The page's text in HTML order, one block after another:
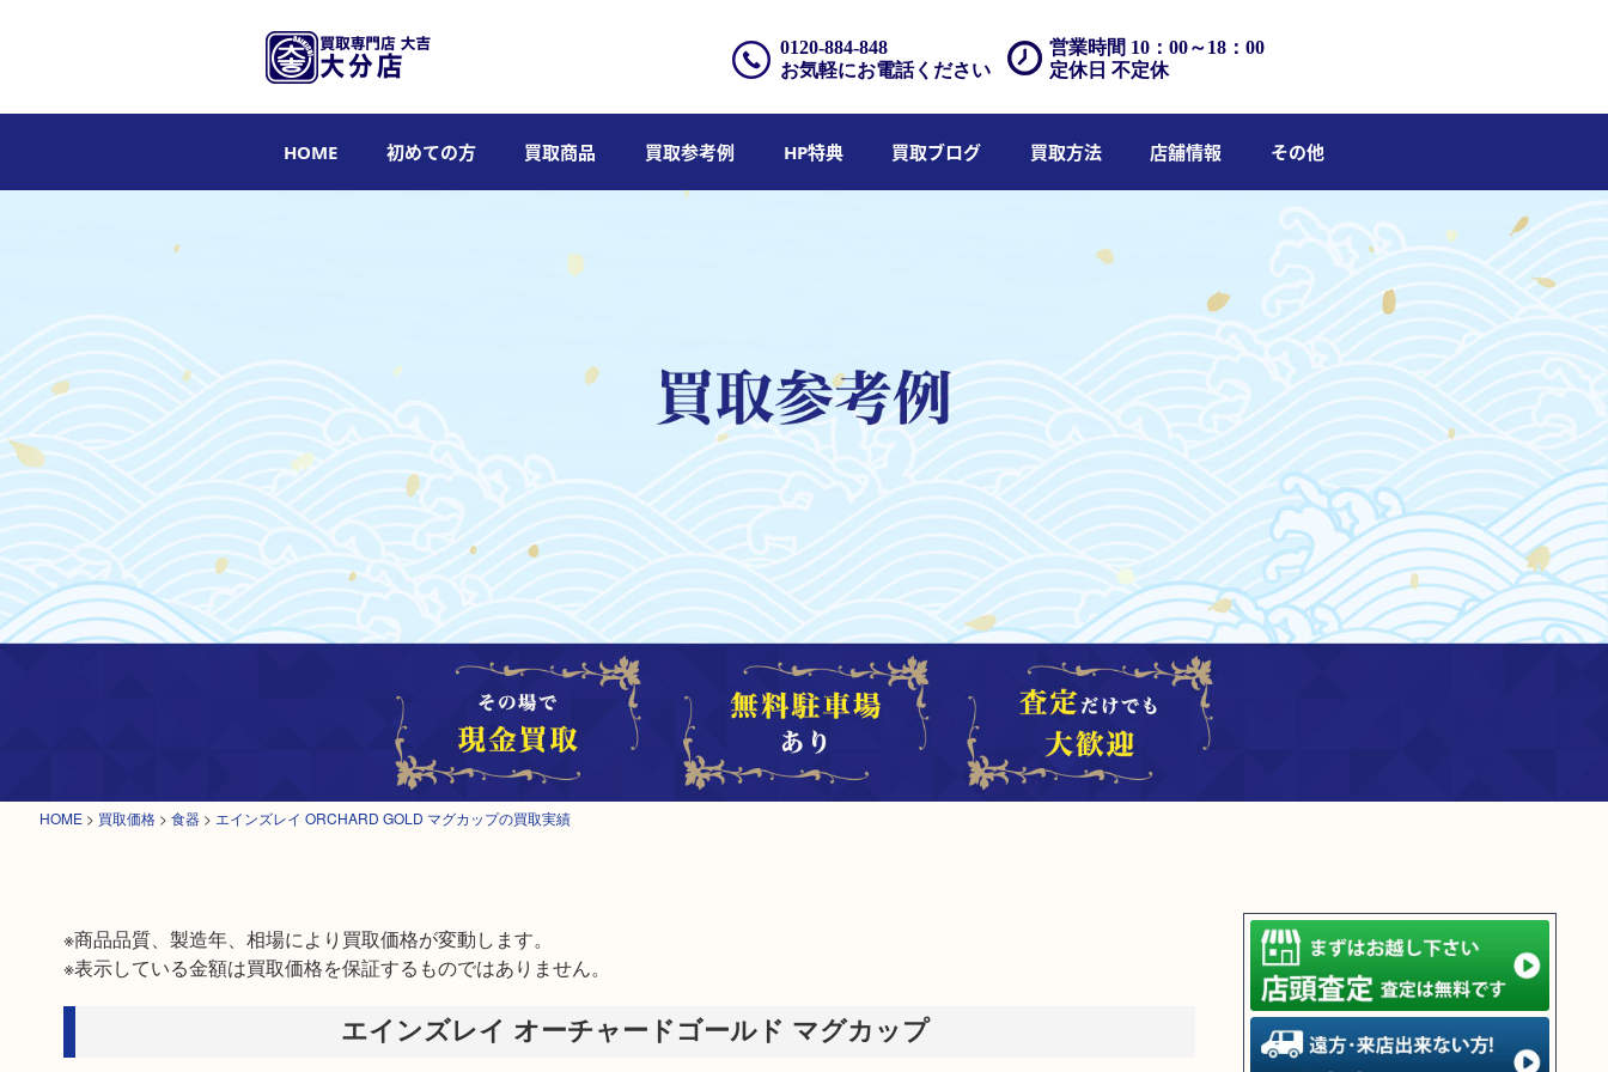
営業時間 10：00～18：00
定休日 不定休
0120-884-848
お気軽にお電話ください
HOME 初めての方 買取商品 買取参考例 HP特典 買取ブログ 買取方法 店舗情報 その他
HOME > 買取価格 > 食器 > エインズレイ ORCHARD GOLD マグカップの買取実績
※商品品質、製造年、相場により買取価格が変動します。
※表示している金額は買取価格を保証するものではありません。
エインズレイ オーチャードゴールド マグカップ